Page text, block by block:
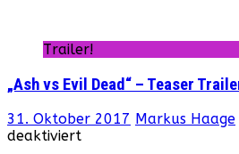
Staffel!
Trailer!
„Ash vs Evil Dead“ – Teaser
31. Oktober 2017 Markus Haage
deaktiviertfür